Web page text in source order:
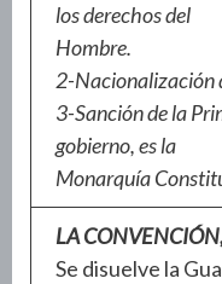
los derechos del
Hombre.
2-Nacionalización
3-Sanción de la
gobierno, es la
Monarquía
LA
Se disuelve la